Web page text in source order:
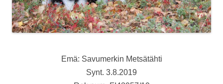
Emä: Savumerkin Metsätähti
Synt. 3.8.2019